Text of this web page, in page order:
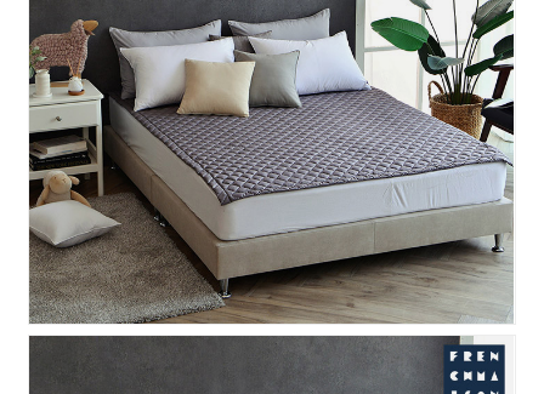
프리모 양모 패드 - 다크그..